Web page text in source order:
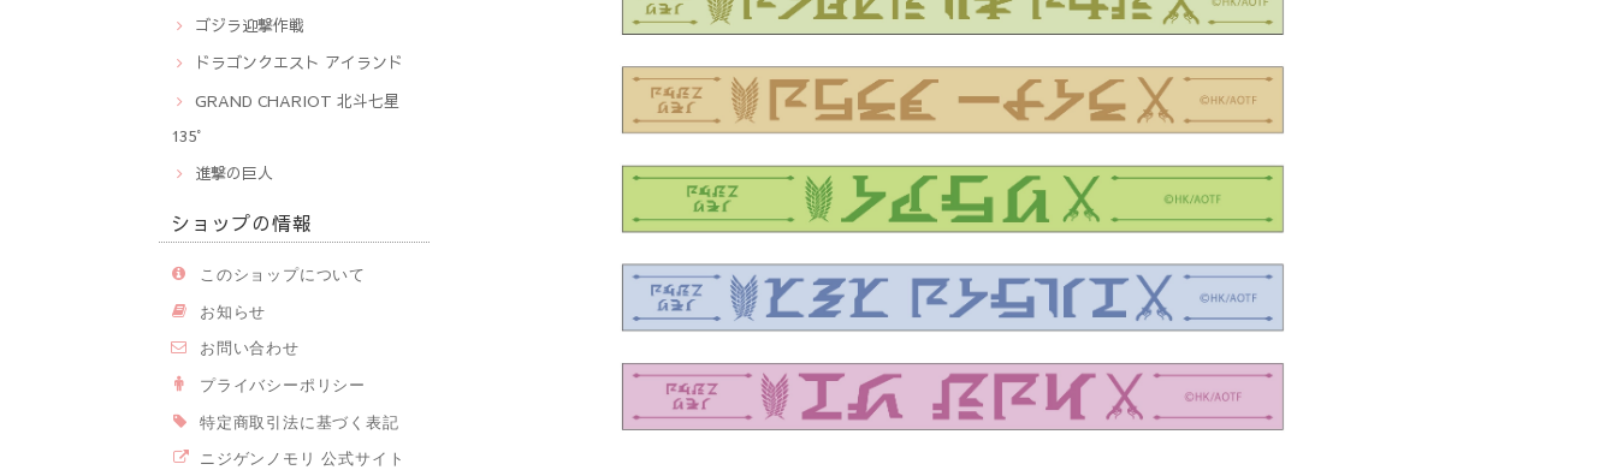
ゴジラ迎撃作戦
ドラゴンクエスト アイランド
GRAND CHARIOT 北斗七星
135°
進撃の巨人
ショップの情報
このショップについて
お知らせ
お問い合わせ
プライバシーポリシー
特定商取引法に基づく表記
ニジゲンノモリ 公式サイト